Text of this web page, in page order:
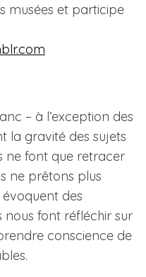
musées et participe
– à l’exception des
la gravité des sujets
ne font que retracer
ne prêtons plus
des
nous font réfléchir sur
conscience de